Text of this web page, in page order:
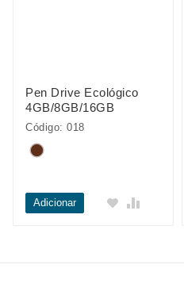
Pen Drive Ecológico
4GB/8GB/16GB
Código: 018
Adicionar